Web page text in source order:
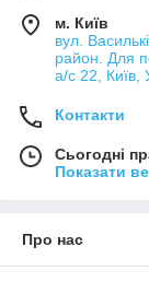
м. Київ
вул.
район. Для
а/с 22, Київ,
Контакти
Сьогодні
Показати
Про нас